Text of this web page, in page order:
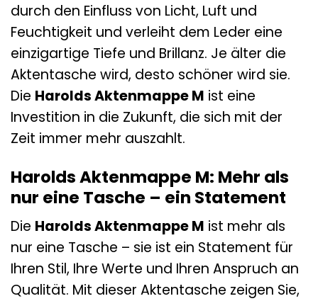
durch den Einfluss von Licht, Luft und
Feuchtigkeit und verleiht dem Leder eine
einzigartige Tiefe und Brillanz. Je älter die
Aktentasche wird, desto schöner wird sie.
Die Harolds Aktenmappe M ist eine
Investition in die Zukunft, die sich mit der
Zeit immer mehr auszahlt.
Harolds Aktenmappe M: Mehr als
nur eine Tasche – ein Statement
Die Harolds Aktenmappe M ist mehr als
nur eine Tasche – sie ist ein Statement für
Ihren Stil, Ihre Werte und Ihren Anspruch an
Qualität. Mit dieser Aktentasche zeigen Sie,